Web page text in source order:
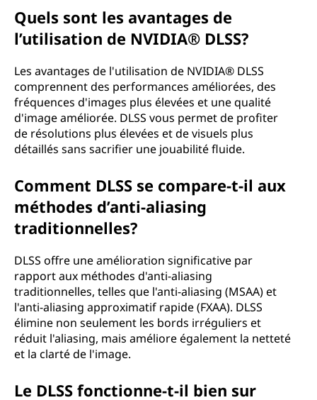
Quels sont les avantages de
l’utilisation de NVIDIA® DLSS?
Les avantages de l'utilisation de NVIDIA® DLSS
comprennent des performances améliorées, des
fréquences d'images plus élevées et une qualité
d'image améliorée. DLSS vous permet de profiter
de résolutions plus élevées et de visuels plus
détaillés sans sacrifier une jouabilité fluide.
Comment DLSS se compare-t-il aux
méthodes d’anti-aliasing
traditionnelles?
DLSS offre une amélioration significative par
rapport aux méthodes d'anti-aliasing
traditionnelles, telles que l'anti-aliasing (MSAA) et
l'anti-aliasing approximatif rapide (FXAA). DLSS
élimine non seulement les bords irréguliers et
réduit l'aliasing, mais améliore également la netteté
et la clarté de l'image.
Le DLSS fonctionne-t-il bien sur